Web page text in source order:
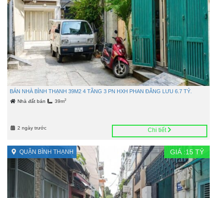
BÁN NHÀ BÌNH THẠNH 39M2 4 TẦNG 3 PN HXH PHAN ĐĂNG LƯU 6.7 TỶ.
Nhà đất bán 39m2
2 ngày trước Chi tiết
QUẬN BÌNH THẠNH GIÁ :15 TỶ